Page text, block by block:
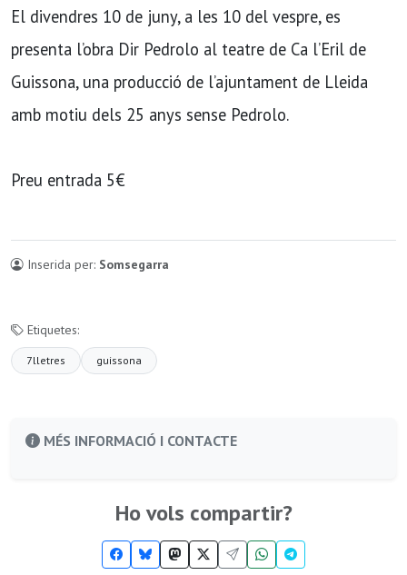
El divendres 10 de juny, a les 10 del vespre, es
presenta l’obra Dir Pedrolo al teatre de Ca l’Eril de
Guissona, una producció de l’ajuntament de Lleida
amb motiu dels 25 anys sense Pedrolo.
Preu entrada 5€
Inserida per: Somsegarra
Etiquetes:
7lletres guissona
MÉS INFORMACIÓ I CONTACTE
Ho vols compartir?